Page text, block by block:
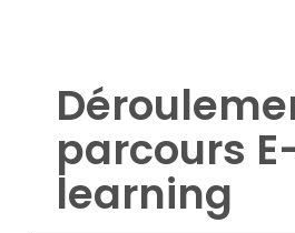
parcours
learning